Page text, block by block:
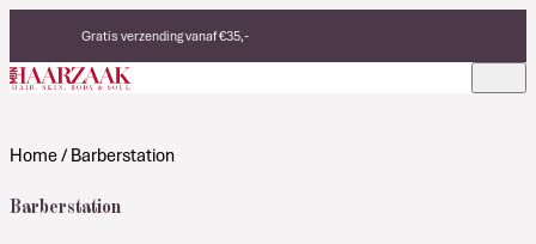
Gratis verzending vanaf €35,-
Eerlijke, duurzame producten
Made in Italy
Home/ Barberstation
Barberstation